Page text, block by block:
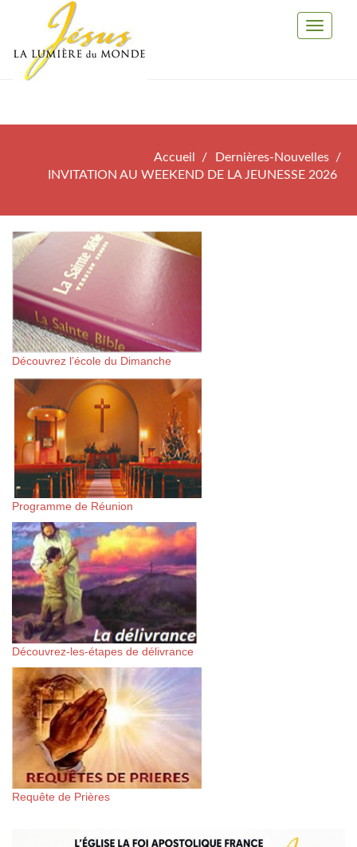
Toggle
Accueil
Dernières-Nouvelles
INVITATION AU WEEKEND DE LA JEUNESSE 2026
Découvrez l’école du Dimanche
Programme de Réunion
Découvrez-les-étapes de délivrance
Requête de Prières